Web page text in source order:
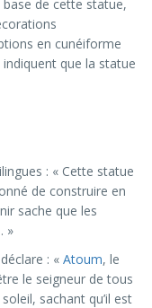
base de cette statue,
en cunéiforme
que la statue
: « Cette statue
de construire en
sache que les
»
: « Atoum, le
le seigneur de tous
sachant qu’il est